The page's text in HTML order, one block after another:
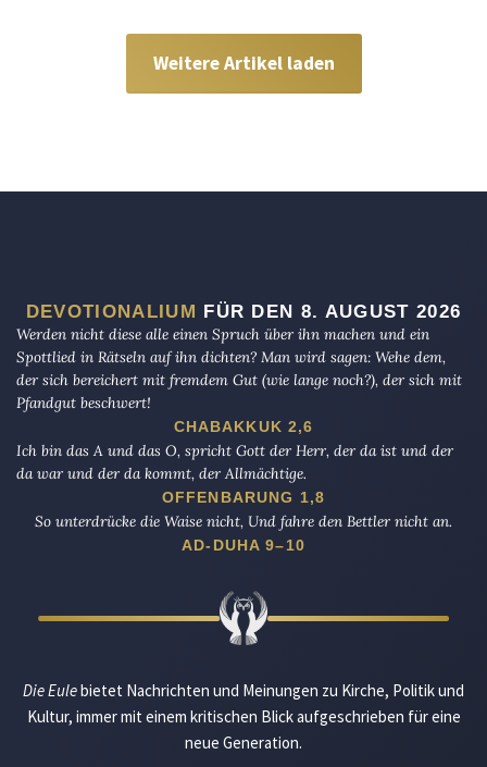
Weitere Artikel laden
DEVOTIONALIUM FÜR DEN 8. AUGUST 2026
Werden nicht diese alle einen Spruch über ihn machen und ein
Spottlied in Rätseln auf ihn dichten? Man wird sagen: Wehe dem,
der sich bereichert mit fremdem Gut (wie lange noch?), der sich mit
Pfandgut beschwert!
CHABAKKUK 2,6
Ich bin das A und das O, spricht Gott der Herr, der da ist und der
da war und der da kommt, der Allmächtige.
OFFENBARUNG 1,8
So unterdrücke die Waise nicht, Und fahre den Bettler nicht an.
AD-DUHA 9–10
Die Eulebietet Nachrichten und Meinungen zu Kirche, Politik und
Kultur, immer mit einem kritischen Blick aufgeschrieben für eine
neue Generation.